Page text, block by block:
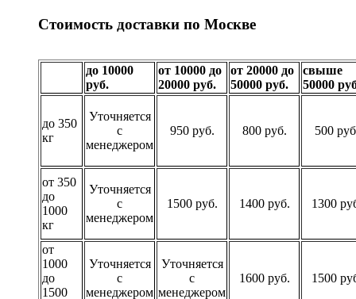
Стоимость доставки по Москве
до 10000
руб.
от 10000 до
20000 руб.
от 20000 до
50000 руб.
свыше
50000
до 350
кг
Уточняется
с
менеджером
950 руб. 800 руб. 500
от 350
до
1000
кг
Уточняется
с
менеджером
1500 руб. 1400 руб. 1300
от
1000
до
1500
Уточняется
с
менеджером
Уточняется
с
менеджером
1600 руб. 1500